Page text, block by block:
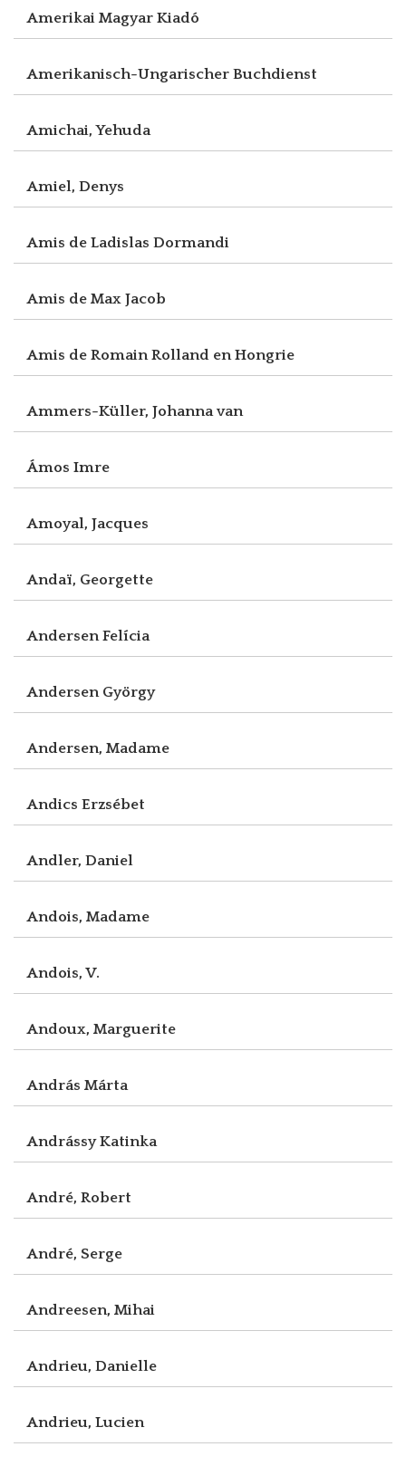
Amerikai Magyar Kiadó
Amerikanisch-Ungarischer Buchdienst
Amichai, Yehuda
Amiel, Denys
Amis de Ladislas Dormandi
Amis de Max Jacob
Amis de Romain Rolland en Hongrie
Ammers-Küller, Johanna van
Ámos Imre
Amoyal, Jacques
Andaï, Georgette
Andersen Felícia
Andersen György
Andersen, Madame
Andics Erzsébet
Andler, Daniel
Andois, Madame
Andois, V.
Andoux, Marguerite
András Márta
Andrássy Katinka
André, Robert
André, Serge
Andreesen, Mihai
Andrieu, Danielle
Andrieu, Lucien